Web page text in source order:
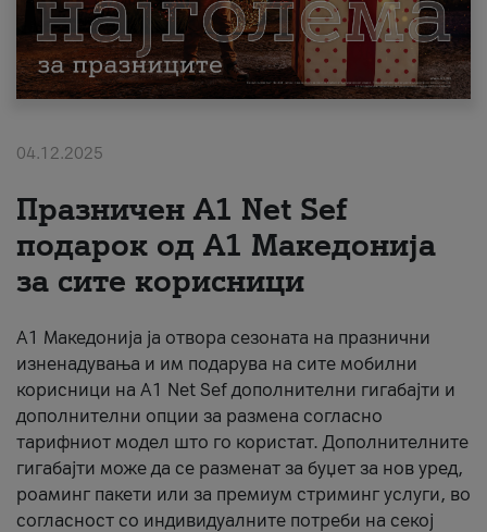
Приватни Деловни
Поддршка
Надополни кредит
За нас
#ПодобарОнлајн
04.12.2025
Празничен A1 Net Sеf
подарок од А1 Македонија
за сите корисници
А1 Македонија ја отвора сезоната на празнични
изненадувања и им подарува на сите мобилни
корисници на A1 Net Sef дополнителни гигабајти и
дополнителни опции за размена согласно
тарифниот модел што го користат. Дополнителните
гигабајти може да се разменат за буџет за нов уред,
роаминг пакети или за премиум стриминг услуги, во
согласност со индивидуалните потреби на секој